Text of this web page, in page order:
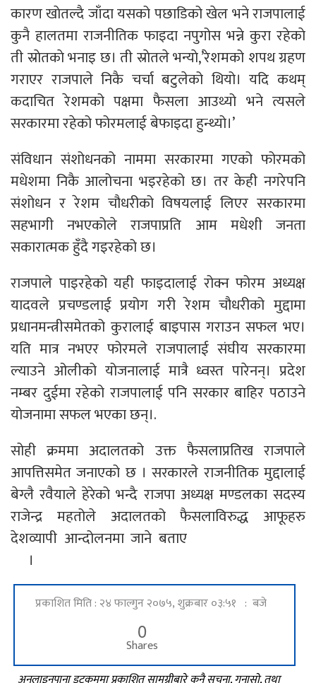
कारण खाेतल्दै जाँदा यसको पछाडिको खेल भने राजपालाई
कुनै हालतमा राजनीतिक फाइदा नपुगोस भन्ने कुरा रहेकाे
ती स्राेतकाे भनाइ छ। ती स्राेतले भन्याे,’रेशमको शपथ ग्रहण
गराएर राजपाले निकै चर्चा बटुलेको थियो। यदि कथम्
कदाचित रेशमको पक्षमा फैसला आउथ्यो भने त्यसले
सरकारमा रहेको फोरमलाई बेफाइदा हुन्थ्यो।’
संविधान संशोधनको नाममा सरकारमा गएको फोरमको
मधेशमा निकै आलोचना भइरहेको छ। तर केही नगरेपनि
संशोधन र रेशम चौधरीको विषयलाई लिएर सरकारमा
सहभागी नभएकोले राजपाप्रति आम मधेशी जनता
सकारात्मक हुँदै गइरहेको छ।
राजपाले पाइरहेको यही फाइदालाई रोक्न फोरम अध्यक्ष
यादवले प्रचण्डलाई प्रयोग गरी रेशम चौधरीको मुद्दामा
प्रधानमन्त्रीसमेतको कुरालाई बाइपास गराउन सफल भए।
यति मात्र नभएर फोरमले राजपालाई संघीय सरकारमा
ल्याउने ओलीको योजनालाई मात्रै ध्वस्त पारेनन्। प्रदेश
नम्बर दुईमा रहेको राजपालाई पनि सरकार बाहिर पठाउने
योजनामा सफल भएका छन्।.
सोही क्रममा अदालतको उक्त फैसलाप्रतिख राजपाले
आपत्तिसमेत जनाएको छ । सरकारले राजनीतिक मुद्दालाई
बेग्लै रवैयाले हेरेको भन्दै राजपा अध्यक्ष मण्डलका सदस्य
राजेन्द्र महतोले अदालतको फैसलाविरुद्ध आफूहरु
देशव्यापी आन्दोलनमा जाने बताए
।
प्रकाशित मिति : २४ फाल्गुन २०७५, शुक्रबार ०३:५१ : बजे
0
Shares